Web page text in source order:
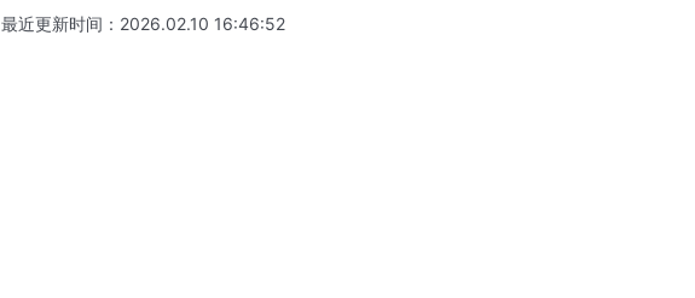
最近更新时间： 2026.02.10 16:46:52